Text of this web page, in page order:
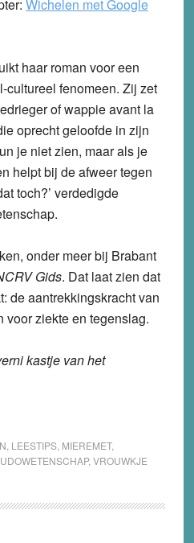
Wichelen met Google
haar roman voor een
cultureel fenomeen. Zij zet
of wappie avant la
oprecht geloofde in zijn
je niet zien, maar als je
helpt bij de afweer tegen
toch?’ verdedigde
onder meer bij Brabant
Gids. Dat laat zien dat
de aantrekkingskracht van
ziekte en tegenslag.
kastje van het
LEESTIPS, MIEREMET,
, VROUWKJE